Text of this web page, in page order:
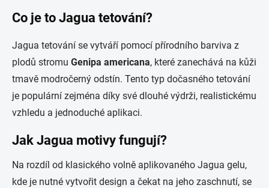
Co je to Jagua tetování?
Jagua tetování se vytváří pomocí přírodního barviva z
plodů stromu Genipa americana, které zanechává na kůži
tmavě modročerný odstín. Tento typ dočasného tetování
je populární zejména díky své dlouhé výdrži, realistickému
vzhledu a jednoduché aplikaci.
Jak Jagua motivy fungují?
Na rozdíl od klasického volně aplikovaného Jagua gelu,
kde je nutné vytvořit design a čekat na jeho zaschnutí, se